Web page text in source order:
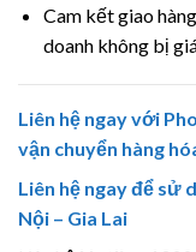
Cam kết giao
doanh không bị
Liên hệ ngay với
vận chuyển hàng
Liên hệ ngay để sử
Nội – Gia Lai